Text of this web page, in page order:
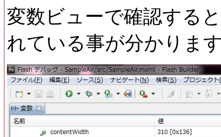
変数ビューで確認する
れている事が分かりま